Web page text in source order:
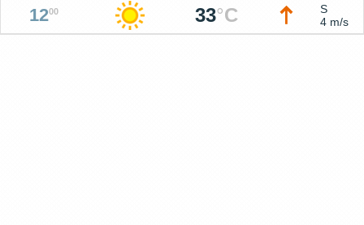
1200 33°C
S
4 m/s